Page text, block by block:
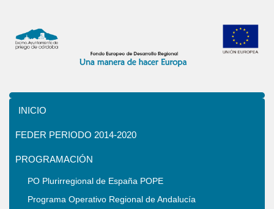
INICIO
FEDER PERIODO 2014-2020
PROGRAMACIÓN
PO Plurirregional de España POPE
Programa Operativo Regional de Andalucía